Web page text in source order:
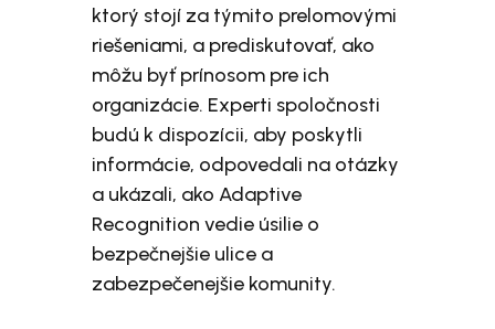
ktorý stojí za týmito prelomovými
riešeniami, a prediskutovať, ako
môžu byť prínosom pre ich
organizácie. Experti spoločnosti
budú k dispozícii, aby poskytli
informácie, odpovedali na otázky
a ukázali, ako Adaptive
Recognition vedie úsilie o
bezpečnejšie ulice a
zabezpečenejšie komunity.